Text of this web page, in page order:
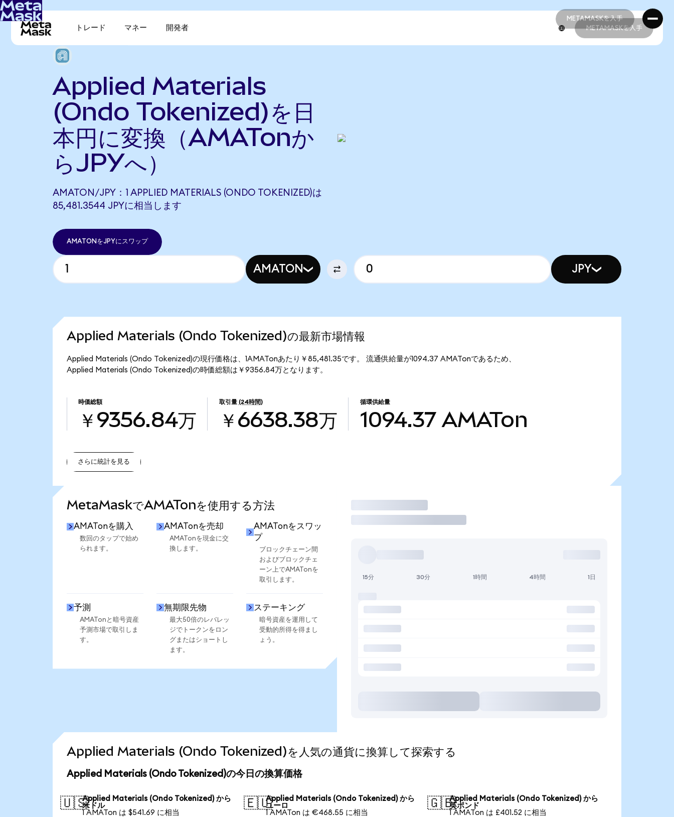
METAMASKを入手
METAMASKを入手
トレード マネー 開発者 METAMASKを入手
Applied Materials
(Ondo Tokenized)を日
本円に変換（AMATonか
らJPYへ）
AMATON/JPY：1 APPLIED MATERIALS (ONDO TOKENIZED)は
85,481.3544 JPYに相当します
AMATONをJPYにスワップ
AMATON JPY
Applied Materials (Ondo Tokenized)の最新市場情報
Applied Materials (Ondo Tokenized)の現行価格は、1AMATonあたり￥85,481.35です。 流通供給量が1094.37 AMATonであるため、
Applied Materials (Ondo Tokenized)の時価総額は￥9356.84万となります。
時価総額
￥9356.84万
取引量 (24時間)
￥6638.38万
循環供給量
1094.37 AMATon
さらに統計を見る
MetaMaskでAMATonを使用する方法
AMATonを購入
数回のタップで始め
られます。
AMATonを売却
AMATonを現金に交
換します。
AMATonをスワッ
プ
ブロックチェーン間
およびブロックチェ
ーン上でAMATonを
取引します。
予測
AMATonと暗号資産
予測市場で取引しま
す。
無期限先物
最大50倍のレバレッ
ジでトークンをロン
グまたはショートし
ます。
ステーキング
暗号資産を運用して
受動的所得を得まし
ょう。
取引
15分 30分 1時間 4時間 1日
Applied Materials (Ondo Tokenized)を人気の通貨に換算して探索する
Applied Materials (Ondo Tokenized)の今日の換算価格
🇺🇸Applied Materials (Ondo Tokenized) から
米ドル
1 AMATon は $541.69 に相当
🇪🇺Applied Materials (Ondo Tokenized) から
ユーロ
1 AMATon は €468.55 に相当
🇬🇧Applied Materials (Ondo Tokenized) から
英ポンド
1 AMATon は £401.52 に相当